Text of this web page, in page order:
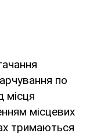
по
місця
місцевих
тримаються